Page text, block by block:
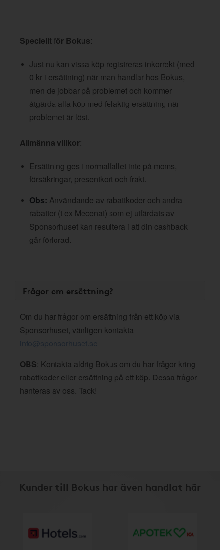
Speciellt för Bokus:
Just nu kan vissa köp registreras inkorrekt (med
0 kr i ersättning) när man handlar hos Bokus,
men de jobbar på problemet och kommer
åtgärda alla köp med felaktig ersättning när
problemet är löst.
Allmänna villkor:
Ersättning ges i normalfallet inte på moms,
försäkringar, presentkort och frakt.
Obs: Användande av rabattkoder och andra
rabatter (t ex Mecenat) som ej utfärdats av
Sponsorhuset kan resultera i att din cashback
går förlorad.
Frågor om ersättning?
Om du har frågor om ersättning från ett köp via
Sponsorhuset, vänligen kontakta
info@sponsorhuset.se
OBS: Kontakta aldrig Bokus om du har frågor kring
rabattkoder eller ersättning på ett köp. Dessa frågor
hanteras av oss. Tack!
Kunder till Bokus har även handlat här